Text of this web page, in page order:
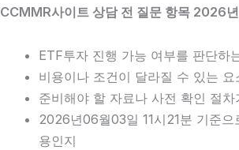
CCMMR사이트 상담 전 질문 항목 2026
ETF투자 진행 가능 여부를 판단하
비용이나 조건이 달라질 수 있는 요
준비해야 할 자료나 사전 확인 절차
2026년06월03일 11시21분 기준으
용인지